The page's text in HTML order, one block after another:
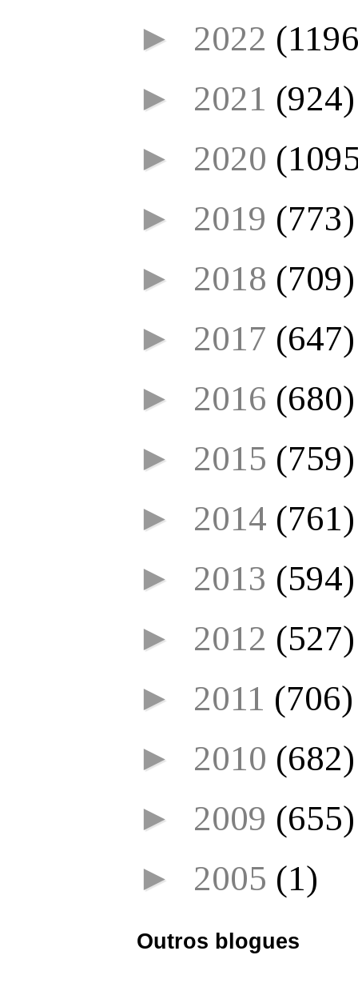
► 2022
► 2021 (924)
► 2020
► 2019 (773)
► 2018 (709)
► 2017 (647)
► 2016 (680)
► 2015 (759)
► 2014 (761)
► 2013 (594)
► 2012 (527)
► 2011 (706)
► 2010 (682)
► 2009 (655)
► 2005 (1)
Outros blogues